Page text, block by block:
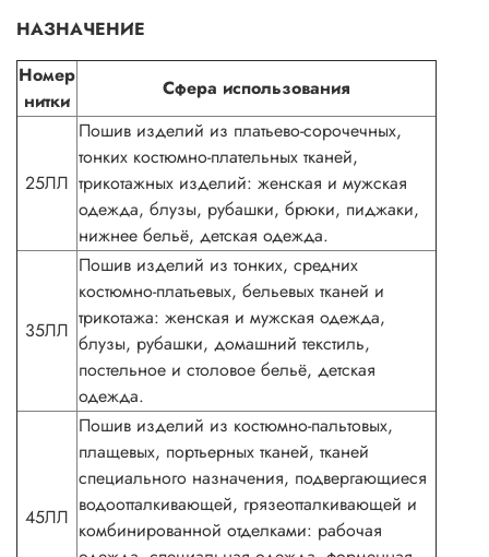
НАЗНАЧЕНИЕ
Номер
нитки
Сфера использования
25ЛЛ
Пошив изделий из платьево-сорочечных,
тонких костюмно-плательных тканей,
трикотажных изделий: женская и мужская
одежда, блузы, рубашки, брюки, пиджаки,
нижнее бельё, детская одежда.
35ЛЛ
Пошив изделий из тонких, средних
костюмно-платьевых, бельевых тканей и
трикотажа: женская и мужская одежда,
блузы, рубашки, домашний текстиль,
постельное и столовое бельё, детская
одежда.
45ЛЛ
Пошив изделий из костюмно-пальтовых,
плащевых, портьерных тканей, тканей
специального назначения, подвергающиеся
водоотталкивающей, грязеотталкивающей и
комбинированной отделками: рабочая